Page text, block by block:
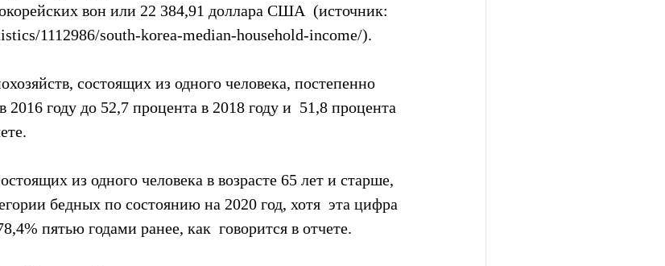
вон или 22 384,91 доллара США  (источник:
1112986/south-korea-median-household-income/).
состоящих из одного человека, постепенно
2016 году до 52,7 процента в 2018 году и  51,8 процента
из одного человека в возрасте 65 лет и старше,
бедных по состоянию на 2020 год, хотя  эта цифра
пятью годами ранее, как  говорится в отчете.